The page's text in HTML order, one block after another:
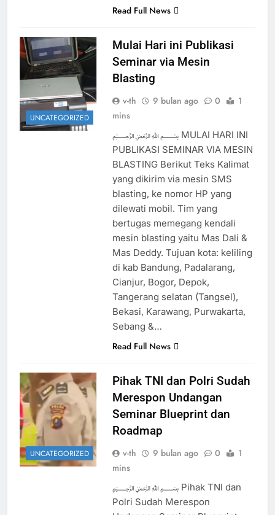
Read Full News
UNCATEGORIZED
Mulai Hari ini Publikasi
Seminar via Mesin
Blasting
v-th 9 bulan ago 0
1
mins
﷽ MULAI HARI INI
PUBLIKASI SEMINAR VIA MESIN
BLASTING Berikut Teks Kalimat
yang dikirim via mesin SMS
blasting, ke nomor HP yang
dilewati mobil. Tim yang
bertugas memegang kendali
mesin blasting yaitu Mas Dali &
Mas Deddy. Tujuan kota: keliling
di kab Bandung, Padalarang,
Cianjur, Bogor, Depok,
Tangerang selatan (Tangsel),
Bekasi, Karawang, Purwakarta,
Sebang &…
Read Full News
UNCATEGORIZED
Pihak TNI dan Polri Sudah
Merespon Undangan
Seminar Blueprint dan
Roadmap
v-th 9 bulan ago 0
1
mins
﷽ Pihak TNI dan
Polri Sudah Merespon